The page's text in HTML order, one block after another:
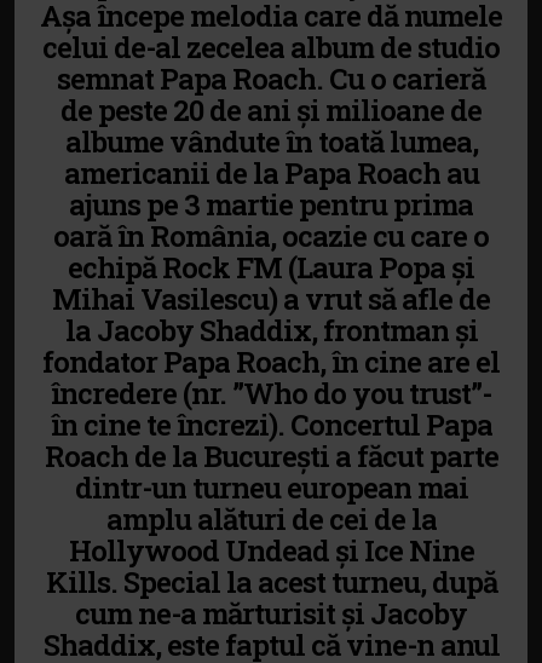
Așa începe melodia care dă numele
celui de-al zecelea album de studio
semnat Papa Roach. Cu o carieră
de peste 20 de ani și milioane de
albume vândute în toată lumea,
americanii de la Papa Roach au
ajuns pe 3 martie pentru prima
oară în România, ocazie cu care o
echipă Rock FM (Laura Popa și
Mihai Vasilescu) a vrut să afle de
la Jacoby Shaddix, frontman și
fondator Papa Roach, în cine are el
încredere (nr. ”Who do you trust”-
în cine te încrezi). Concertul Papa
Roach de la București a făcut parte
dintr-un turneu european mai
amplu alături de cei de la
Hollywood Undead și Ice Nine
Kills. Special la acest turneu, după
cum ne-a mărturisit și Jacoby
Shaddix, este faptul că vine-n anul